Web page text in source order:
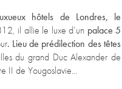
hôtels de Londres, le
il allie le luxe d’un palace 5
. Lieu de prédilection des têtes
du grand Duc Alexander de
II de Yougoslavie...